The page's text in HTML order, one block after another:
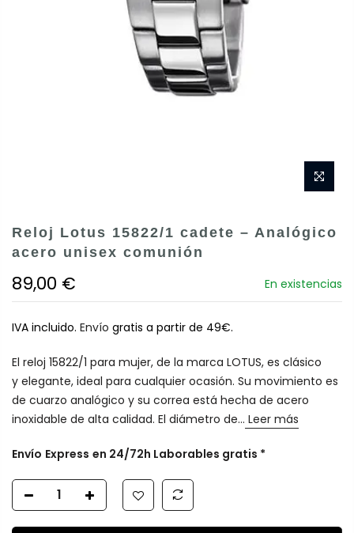
Reloj Lotus 15822/1 cadete – Analógico
acero unisex comunión
89,00 € En existencias
IVA incluido. Envío gratis a partir de 49€.
El reloj 15822/1 para mujer, de la marca LOTUS, es clásico
y elegante, ideal para cualquier ocasión. Su movimiento es
de cuarzo analógico y su correa está hecha de acero
inoxidable de alta calidad. El diámetro de... Leer más
Envío Express en 24/72h Laborables gratis *